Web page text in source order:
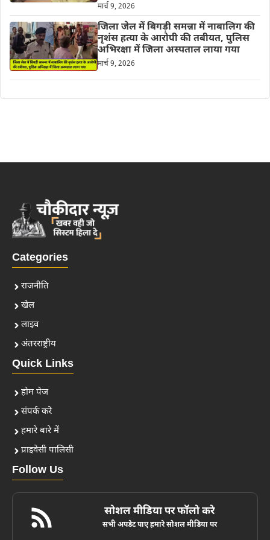
मार्च 9, 2026
जिला जेल में बिगड़ी समन्ना में नाबालिग की
नृशंस हत्या के आरोपी की तबीयत, पुलिस
अभिरक्षा में जिला अस्पताल लाया गया
मार्च 9, 2026
Categories
राजनीति
खेल
लाइव
अंतरराष्ट्रीय
Quick Links
होम पेज
संपर्क करे
हमारे बारे में
प्राइवेसी पालिसी
Follow Us
सोशल मीडिया पर फॉलो करे
सभी अपडेट पाए हमारे सोशल मीडिया पर